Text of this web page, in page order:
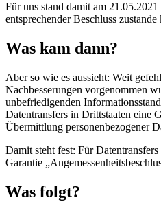
Für uns stand damit am
entsprechender Beschluss
Was kam dann?
Aber so wie es aussieht: Weit
Nachbesserungen vorgenommen
unbefriedigenden
Datentransfers in Drittstaaten eine
Übermittlung personenbezogener
Damit steht fest: Für
Garantie
Was folgt?